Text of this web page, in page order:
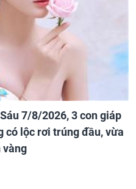
7/8/2026, 3 con giáp
có lộc rơi trúng đầu, vừa
vàng